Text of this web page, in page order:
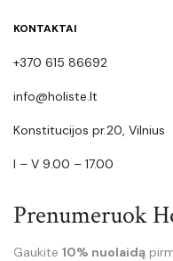
KONTAKTAI
+370 615 86692
info@holiste.lt
Konstitucijos pr.20, Vilnius
I – V 9.00 – 17.00
Prenumeruok
Gaukite 10% nuolaidą